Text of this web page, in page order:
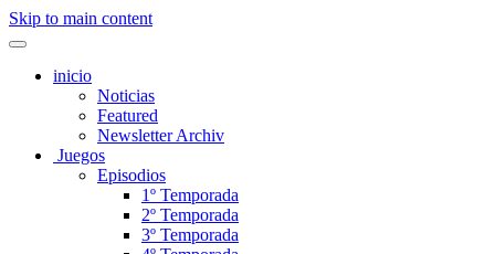
Skip to main content
inicio
Noticias
Featured
Newsletter Archiv
Juegos
Episodios
1º Temporada
2º Temporada
3º Temporada